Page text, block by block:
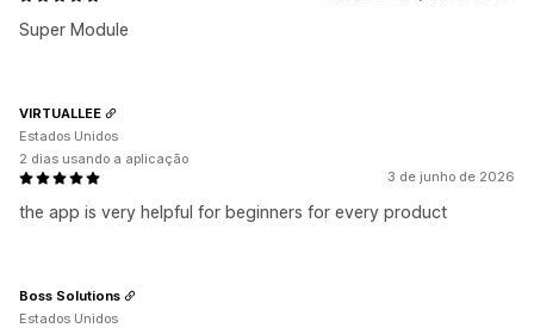
Super Module
3 de junho de 2026
the app is very helpful for beginners for every product
VIRTUALLEE
Estados Unidos
2 dias usando a aplicação
Boss Solutions
Estados Unidos